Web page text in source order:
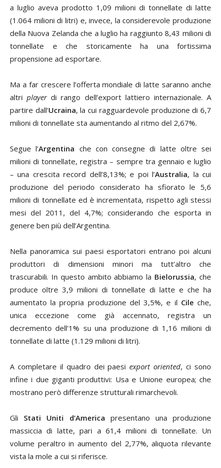
a luglio aveva prodotto 1,09 milioni di tonnellate di latte
(1.064 milioni di litri) e, invece, la considerevole produzione
della Nuova Zelanda che a luglio ha raggiunto 8,43 milioni di
tonnellate e che storicamente ha una fortissima
propensione ad esportare.
Ma a far crescere l’offerta mondiale di latte saranno anche
altriplayerdi rango dell’export lattiero internazionale. A
partire dall’Ucraina, la cui ragguardevole produzione di 6,7
milioni di tonnellate sta aumentando al ritmo del 2,67%.
Segue l’Argentina che con consegne di latte oltre sei
milioni di tonnellate, registra – sempre tra gennaio e luglio
– una crescita record dell’8,13%; e poi l’Australia, la cui
produzione del periodo considerato ha sfiorato le 5,6
milioni di tonnellate ed è incrementata, rispetto agli stessi
mesi del 2011, del 4,7%; considerando che esporta in
genere ben più dell’Argentina.
Nella panoramica sui paesi esportatori entrano poi alcuni
produttori di dimensioni minori ma tutt’altro che
trascurabili. In questo ambito abbiamo la Bielorussia, che
produce oltre 3,9 milioni di tonnellate di latte e che ha
aumentato la propria produzione del 3,5%, e il Cile che,
unica eccezione come già accennato, registra un
decremento dell’1% su una produzione di 1,16 milioni di
tonnellate di latte (1.129 milioni di litri).
A completare il quadro dei paesiexport oriented, ci sono
infine i due giganti produttivi: Usa e Unione europea; che
mostrano però differenze strutturali rimarchevoli.
Gli Stati Uniti d’America presentano una produzione
massiccia di latte, pari a 61,4 milioni di tonnellate. Un
volume peraltro in aumento del 2,77%, aliquota rilevante
vista la mole a cui si riferisce.